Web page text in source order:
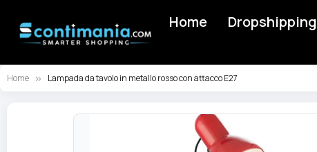
Home Dropshipping
Home Lampada da tavolo in metallo rosso con attacco E27